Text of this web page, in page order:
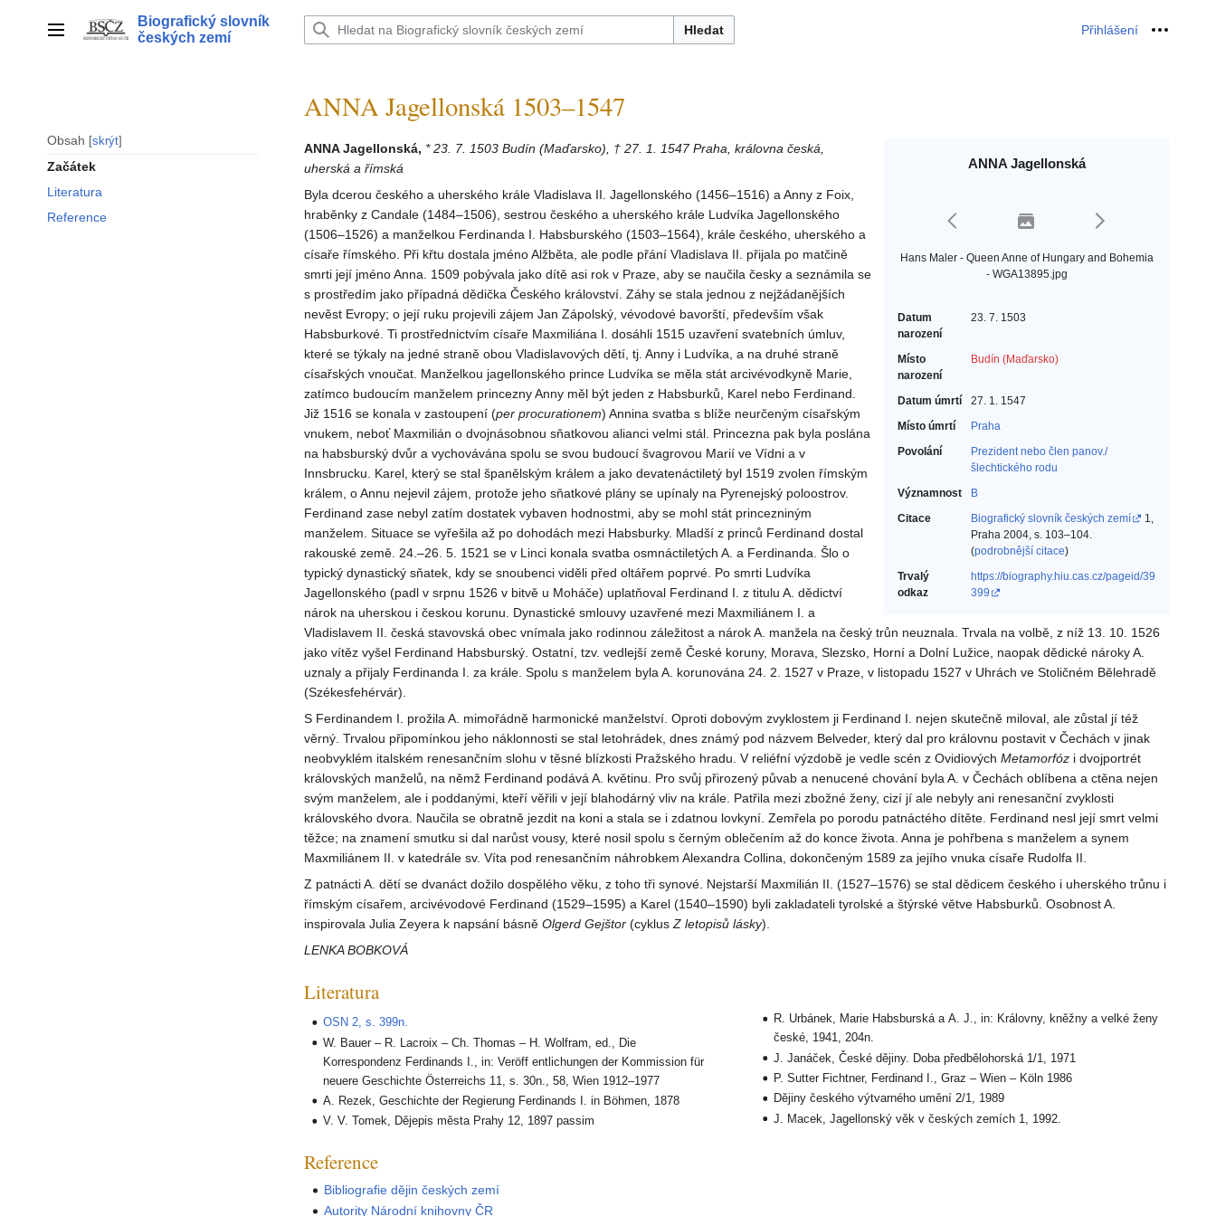
Hlavní menu
Biografický slovník
českých zemí
Hledat Přihlášení Osobní
Obsah skrýt
Začátek
Literatura
Reference
ANNA Jagellonská 1503–1547
ANNA Jagellonská
Hans Maler - Queen Anne of Hungary and Bohemia
- WGA13895.jpg
Datum
narození
23. 7. 1503
Místo
narození
Budín (Maďarsko)
Datum úmrtí
27. 1. 1547
Místo úmrtí
Praha
Povolání
Prezident nebo člen panov./
šlechtického rodu‎
Významnost
B
Citace
Biografický slovník českých zemí
1,
Praha 2004, s. 103–104.
(podrobnější citace)
Trvalý
odkaz
https://biography.hiu.cas.cz/pageid/39
399
ANNA Jagellonská, * 23. 7. 1503 Budín (Maďarsko), † 27. 1. 1547 Praha, královna česká,
uherská a římská
Byla dcerou českého a uherského krále Vladislava II. Jagellonského (1456–1516) a Anny z Foix,
hraběnky z Candale (1484–1506), sestrou českého a uherského krále Ludvíka Jagellonského
(1506–1526) a manželkou Ferdinanda I. Habsburského (1503–1564), krále českého, uherského a
císaře římského. Při křtu dostala jméno Alžběta, ale podle přání Vladislava II. přijala po matčině
smrti její jméno Anna. 1509 pobývala jako dítě asi rok v Praze, aby se naučila česky a seznámila se
s prostředím jako případná dědička Českého království. Záhy se stala jednou z nejžádanějších
nevěst Evropy; o její ruku projevili zájem Jan Zápolský, vévodové bavorští, především však
Habsburkové. Ti prostřednictvím císaře Maxmiliána I. dosáhli 1515 uzavření svatebních úmluv,
které se týkaly na jedné straně obou Vladislavových dětí, tj. Anny i Ludvíka, a na druhé straně
císařských vnoučat. Manželkou jagellonského prince Ludvíka se měla stát arcivévodkyně Marie,
zatímco budoucím manželem princezny Anny měl být jeden z Habsburků, Karel nebo Ferdinand.
Již 1516 se konala v zastoupení (per procurationem) Annina svatba s blíže neurčeným císařským
vnukem, neboť Maxmilián o dvojnásobnou sňatkovou alianci velmi stál. Princezna pak byla poslána
na habsburský dvůr a vychovávána spolu se svou budoucí švagrovou Marií ve Vídni a v
Innsbrucku. Karel, který se stal španělským králem a jako devatenáctiletý byl 1519 zvolen římským
králem, o Annu nejevil zájem, protože jeho sňatkové plány se upínaly na Pyrenejský poloostrov.
Ferdinand zase nebyl zatím dostatek vybaven hodnostmi, aby se mohl stát princezniným
manželem. Situace se vyřešila až po dohodách mezi Habsburky. Mladší z princů Ferdinand dostal
rakouské země. 24.–26. 5. 1521 se v Linci konala svatba osmnáctiletých A. a Ferdinanda. Šlo o
typický dynastický sňatek, kdy se snoubenci viděli před oltářem poprvé. Po smrti Ludvíka
Jagellonského (padl v srpnu 1526 v bitvě u Moháče) uplatňoval Ferdinand I. z titulu A. dědictví
nárok na uherskou i českou korunu. Dynastické smlouvy uzavřené mezi Maxmiliánem I. a
Vladislavem II. česká stavovská obec vnímala jako rodinnou záležitost a nárok A. manžela na český trůn neuznala. Trvala na volbě, z níž 13. 10. 1526
jako vítěz vyšel Ferdinand Habsburský. Ostatní, tzv. vedlejší země České koruny, Morava, Slezsko, Horní a Dolní Lužice, naopak dědické nároky A.
uznaly a přijaly Ferdinanda I. za krále. Spolu s manželem byla A. korunována 24. 2. 1527 v Praze, v listopadu 1527 v Uhrách ve Stoličném Bělehradě
(Székesfehérvár).
S Ferdinandem I. prožila A. mimořádně harmonické manželství. Oproti dobovým zvyklostem ji Ferdinand I. nejen skutečně miloval, ale zůstal jí též
věrný. Trvalou připomínkou jeho náklonnosti se stal letohrádek, dnes známý pod názvem Belveder, který dal pro královnu postavit v Čechách v jinak
neobvyklém italském renesančním slohu v těsné blízkosti Pražského hradu. V reliéfní výzdobě je vedle scén z Ovidiových Metamorfóz i dvojportrét
královských manželů, na němž Ferdinand podává A. květinu. Pro svůj přirozený půvab a nenucené chování byla A. v Čechách oblíbena a ctěna nejen
svým manželem, ale i poddanými, kteří věřili v její blahodárný vliv na krále. Patřila mezi zbožné ženy, cizí jí ale nebyly ani renesanční zvyklosti
královského dvora. Naučila se obratně jezdit na koni a stala se i zdatnou lovkyní. Zemřela po porodu patnáctého dítěte. Ferdinand nesl její smrt velmi
těžce; na znamení smutku si dal narůst vousy, které nosil spolu s černým oblečením až do konce života. Anna je pohřbena s manželem a synem
Maxmiliánem II. v katedrále sv. Víta pod renesančním náhrobkem Alexandra Collina, dokončeným 1589 za jejího vnuka císaře Rudolfa II.
Z patnácti A. dětí se dvanáct dožilo dospělého věku, z toho tři synové. Nejstarší Maxmilián II. (1527–1576) se stal dědicem českého i uherského trůnu i
římským císařem, arcivévodové Ferdinand (1529–1595) a Karel (1540–1590) byli zakladateli tyrolské a štýrské větve Habsburků. Osobnost A.
inspirovala Julia Zeyera k napsání básně Olgerd Gejštor (cyklus Z letopisů lásky).
LENKA BOBKOVÁ
Literatura
OSN 2, s. 399n.
W. Bauer – R. Lacroix – Ch. Thomas – H. Wolfram, ed., Die
Korrespondenz Ferdinands I., in: Veröff entlichungen der Kommission für
neuere Geschichte Österreichs 11, s. 30n., 58, Wien 1912–1977
A. Rezek, Geschichte der Regierung Ferdinands I. in Böhmen, 1878
V. V. Tomek, Dějepis města Prahy 12, 1897 passim
R. Urbánek, Marie Habsburská a A. J., in: Královny, kněžny a velké ženy
české, 1941, 204n.
J. Janáček, České dějiny. Doba předbělohorská 1/1, 1971
P. Sutter Fichtner, Ferdinand I., Graz – Wien – Köln 1986
Dějiny českého výtvarného umění 2/1, 1989
J. Macek, Jagellonský věk v českých zemích 1, 1992.
Reference
Bibliografie dějin českých zemí
Autority Národní knihovny ČR